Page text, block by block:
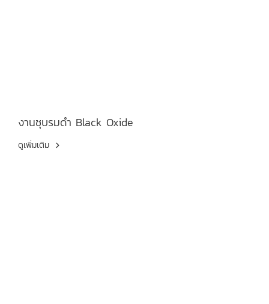
งานชุบรมดำ Black Oxide
ดูเพิ่มเติม